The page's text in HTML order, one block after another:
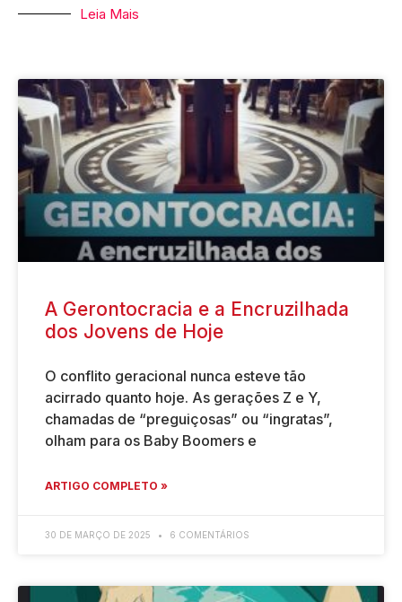
Leia Mais
A Gerontocracia e a Encruzilhada
dos Jovens de Hoje
O conflito geracional nunca esteve tão
acirrado quanto hoje. As gerações Z e Y,
chamadas de “preguiçosas” ou “ingratas”,
olham para os Baby Boomers e
ARTIGO COMPLETO »
30 DE MARÇO DE 2025 6 COMENTÁRIOS